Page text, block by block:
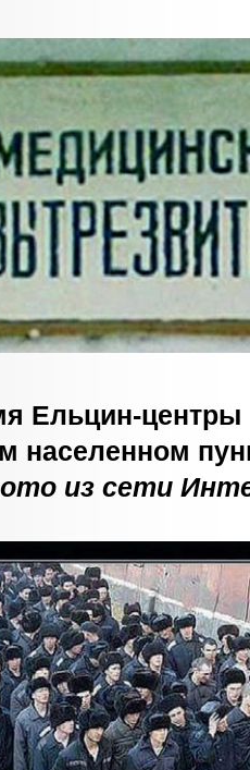
Ельцин-
населенном
из сети